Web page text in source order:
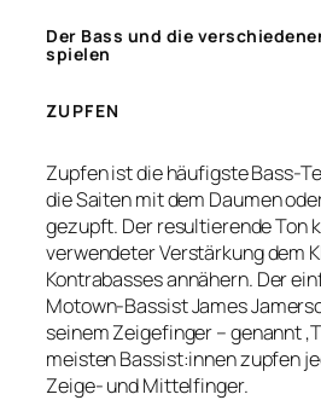
Der Bass und die
spielen
ZUPFEN
Zupfen ist die häufigste Bass-
die Saiten mit dem Daumen
gezupft. Der resultierende Ton
verwendeter Verstärkung dem
Kontrabasses annähern. Der
Motown-Bassist James
seinem Zeigefinger – genannt
meisten Bassist:innen zupfen
Zeige- und Mittelfinger.